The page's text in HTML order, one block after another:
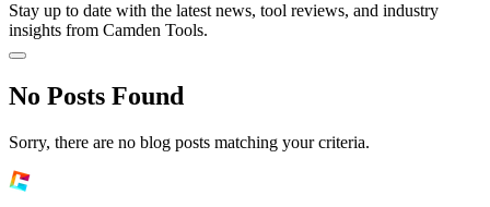
Stay up to date with the latest news, tool reviews, and industry
insights from Camden Tools.
No Posts Found
Sorry, there are no blog posts matching your criteria.